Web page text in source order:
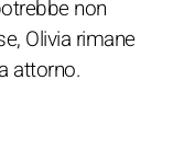
non
Olivia rimane
attorno.